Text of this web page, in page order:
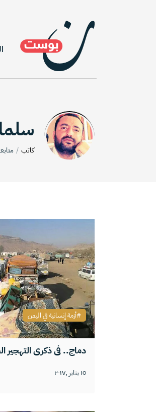
كاتب
دماج.. في ذكرى التهجير
١٥ يناير ,٢٠١٧
أزمة إنسانية في اليمن